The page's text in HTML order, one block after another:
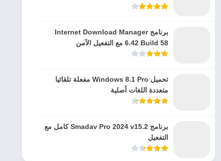
برنامج Internet Download Manager
6.42 Build 58 مع التفعيل الآمن
تحميل Windows 8.1 Pro مفعلة تلقائيا
متعددة اللغات أصلية
برنامج Smadav Pro 2024 v15.2 كامل مع
التفعيل